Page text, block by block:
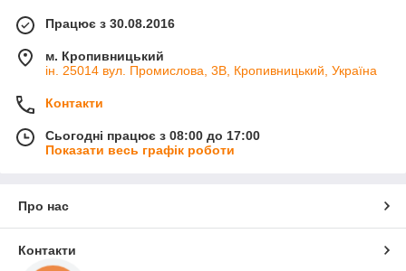
Працює з 30.08.2016
м. Кропивницький
ін. 25014 вул. Промислова, 3В, Кропивницький, Україна
Контакти
Сьогодні працює з 08:00 до 17:00
Показати весь графік роботи
Про нас
Контакти